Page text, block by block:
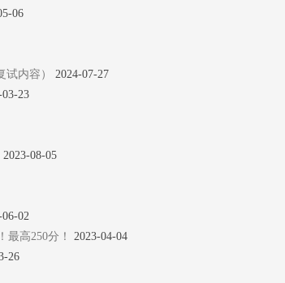
06
内容）
2024-07-27
03-23
2023-08-05
06-02
高250分！
2023-04-04
26